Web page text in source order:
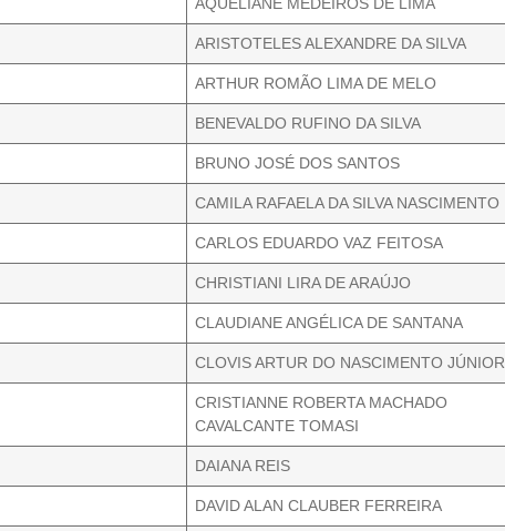
AQUELIANE MEDEIROS DE LIMA
ARISTOTELES ALEXANDRE DA SILVA
ARTHUR ROMÃO LIMA DE MELO
BENEVALDO RUFINO DA SILVA
BRUNO JOSÉ DOS SANTOS
CAMILA RAFAELA DA SILVA NASCIMENTO
CARLOS EDUARDO VAZ FEITOSA
CHRISTIANI LIRA DE ARAÚJO
CLAUDIANE ANGÉLICA DE SANTANA
CLOVIS ARTUR DO NASCIMENTO JÚNIOR
CRISTIANNE ROBERTA MACHADO
CAVALCANTE TOMASI
DAIANA REIS
DAVID ALAN CLAUBER FERREIRA